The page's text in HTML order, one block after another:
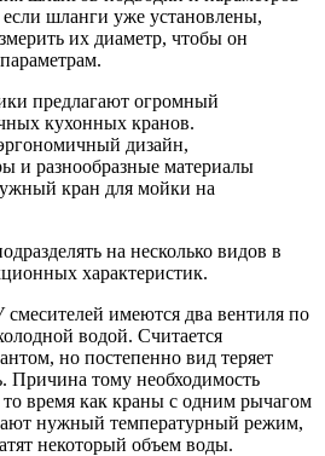
шланги уже установлены,
их диаметр, чтобы он
предлагают огромный
кухонных кранов.
дизайн,
и разнообразные материалы
кран для мойки на
на несколько видов в
характеристик.
смесителей имеются два вентиля по
водой. Считается
но постепенно вид теряет
Причина тому необходимость
время как краны с одним рычагом
нужный температурный режим,
некоторый объем воды.